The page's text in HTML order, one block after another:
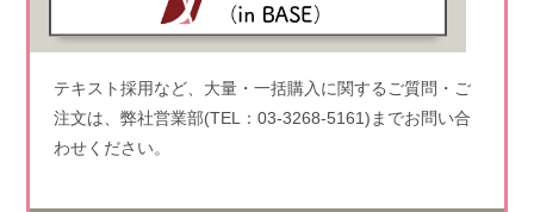
テキスト採用など、大量・一括購入に関するご質問・ご
注文は、弊社営業部(TEL：03-3268-5161)までお問い合
わせください。